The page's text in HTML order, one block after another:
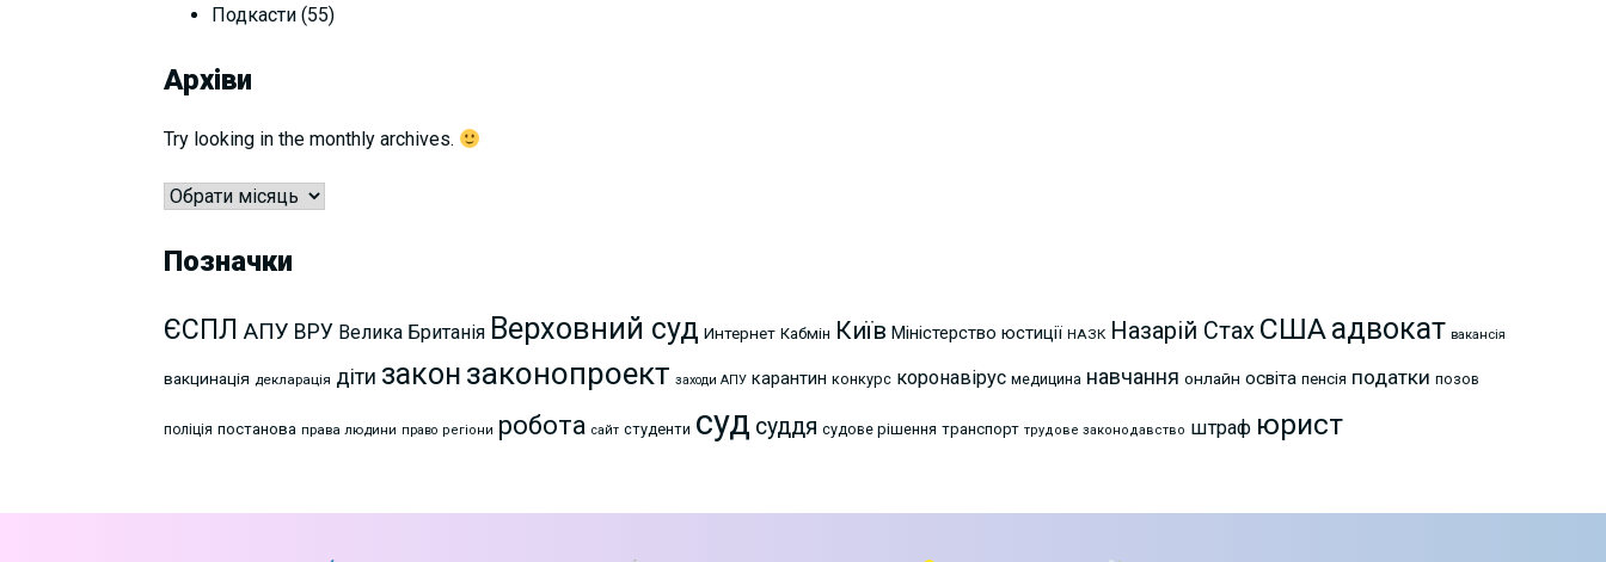
Подкасти (55)
Архіви
Try looking in the monthly archives.
Архіви
Позначки
ЄСПЛ АПУ ВРУ Велика Британія Верховний суд Интернет Кабмін Київ Міністерство юстиції НАЗК Назарій Стах СШАадвокат вакансія
вакцинація декларація діти закон законопроект заходи АПУ карантин конкурс коронавірус медицина навчання онлайн освіта пенсія податки позов
поліція постанова права людини право регіони робота сайт студенти суд суддя судове рішення транспорт трудове законодавство штраф юрист